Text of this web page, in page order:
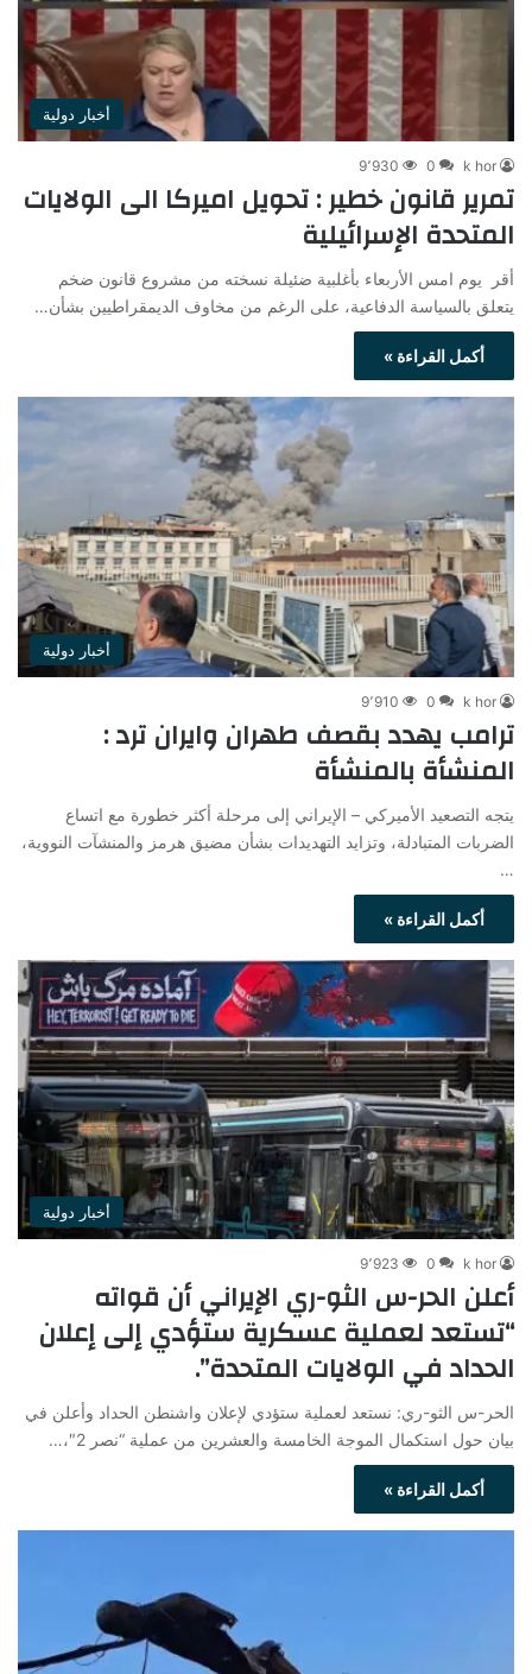
أخبار دولية
k hor
0 9٬930
تمرير قانون خطير : تحويل اميركا الى الولايات
المتحدة الإسرائيلية
أقر يوم امس الأربعاء بأغلبية ضئيلة نسخته من مشروع قانون ضخم
يتعلق بالسياسة الدفاعية، على الرغم ‌من مخاوف الديمقراطيين بشأن…
أكمل القراءة »
أخبار دولية
k hor
0 9٬910
ترامب يهدد بقصف طهران وايران ترد :
المنشأة بالمنشأة
يتجه التصعيد الأميركي – الإيراني إلى مرحلة أكثر خطورة مع اتساع
الضربات المتبادلة، وتزايد التهديدات بشأن مضيق هرمز والمنشآت النووية،
…
أكمل القراءة »
أخبار دولية
k hor
0 9٬923
أعلن الحر-س الثو-ري الإيراني أن قواته
“تستعد لعملية عسكرية ستؤدي إلى إعلان
الحداد في الولايات المتحدة”.
الحر-س الثو-ري: نستعد لعملية ستؤدي لإعلان واشنطن الحداد وأعلن في
بيان حول استكمال الموجة الخامسة والعشرين من عملية “نصر 2″،…
أكمل القراءة »